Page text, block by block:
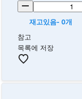
재고있음- 0개
참고
목록에 저장